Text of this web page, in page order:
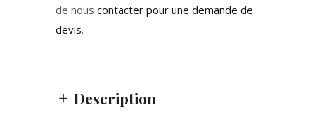
de nous contacter pour une demande de
devis.
Description